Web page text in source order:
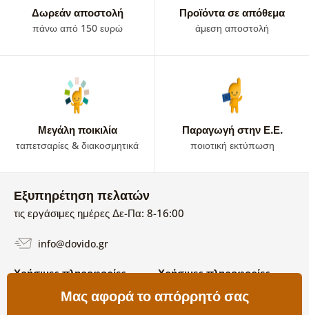
Δωρεάν αποστολή
πάνω από 150 ευρώ
Προϊόντα σε απόθεμα
άμεση αποστολή
Μεγάλη ποικιλία
ταπετσαρίες & διακοσμητικά
Παραγωγή στην Ε.Ε.
ποιοτική εκτύπωση
Εξυπηρέτηση πελατών
τις εργάσιμες ημέρες Δε-Πα: 8-16:00
info@dovido.gr
Χρήσιμες πληροφορίες
Όροι χρήσης και επιστροφών
Χρήσιμες πληροφορίες
Σχετικά με εμάς
Συχνές Ερωτήσεις
Μας αφορά το απόρρητό σας